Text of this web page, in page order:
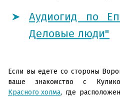
Аудиогид по
Деловые люди"
Если вы едете со стороны
ваше знакомство с
Красного холма, где